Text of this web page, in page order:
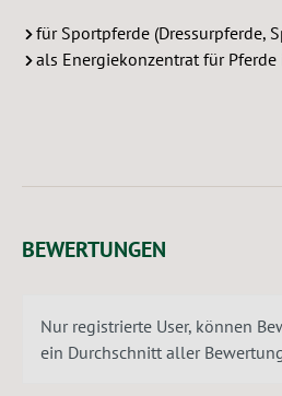
für Sportpferde (Dressurpferde,
als Energiekonzentrat für
BEWERTUNGEN
Nur registrierte User, können
ein Durchschnitt aller